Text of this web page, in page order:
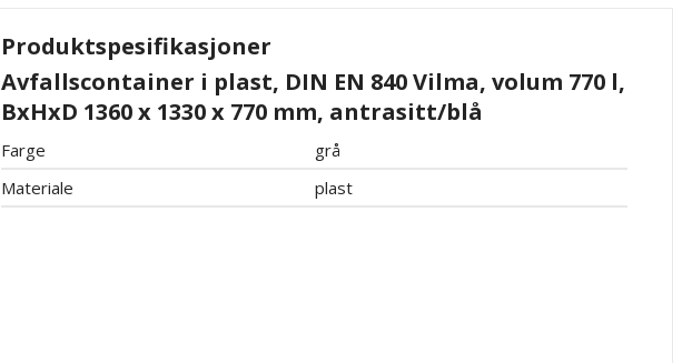
Produktspesifikasjoner
Avfallscontainer i plast, DIN EN 840 Vilma, volum 770 l,
BxHxD 1360 x 1330 x 770 mm, antrasitt/blå
Farge
grå
Materiale
plast